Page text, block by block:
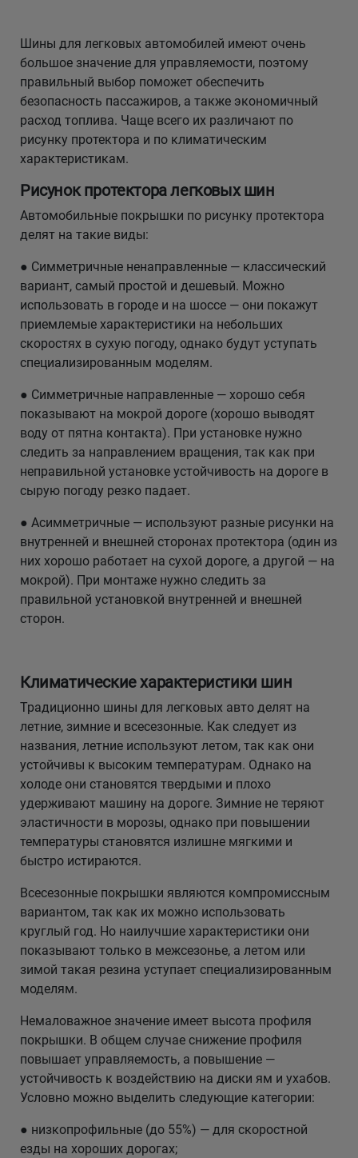
Шины для легковых автомобилей имеют очень
большое значение для управляемости, поэтому
правильный выбор поможет обеспечить
безопасность пассажиров, а также экономичный
расход топлива. Чаще всего их различают по
рисунку протектора и по климатическим
характеристикам.
Рисунок протектора легковых шин
Автомобильные покрышки по рисунку протектора
делят на такие виды:
● Симметричные ненаправленные — классический
вариант, самый простой и дешевый. Можно
использовать в городе и на шоссе — они покажут
приемлемые характеристики на небольших
скоростях в сухую погоду, однако будут уступать
специализированным моделям.
● Симметричные направленные — хорошо себя
показывают на мокрой дороге (хорошо выводят
воду от пятна контакта). При установке нужно
следить за направлением вращения, так как при
неправильной установке устойчивость на дороге в
сырую погоду резко падает.
● Асимметричные — используют разные рисунки на
внутренней и внешней сторонах протектора (один из
них хорошо работает на сухой дороге, а другой — на
мокрой). При монтаже нужно следить за
правильной установкой внутренней и внешней
сторон.
Климатические характеристики шин
Традиционно шины для легковых авто делят на
летние, зимние и всесезонные. Как следует из
названия, летние используют летом, так как они
устойчивы к высоким температурам. Однако на
холоде они становятся твердыми и плохо
удерживают машину на дороге. Зимние не теряют
эластичности в морозы, однако при повышении
температуры становятся излишне мягкими и
быстро истираются.
Всесезонные покрышки являются компромиссным
вариантом, так как их можно использовать
круглый год. Но наилучшие характеристики они
показывают только в межсезонье, а летом или
зимой такая резина уступает специализированным
моделям.
Немаловажное значение имеет высота профиля
покрышки. В общем случае снижение профиля
повышает управляемость, а повышение —
устойчивость к воздействию на диски ям и ухабов.
Условно можно выделить следующие категории:
● низкопрофильные (до 55%) — для скоростной
езды на хороших дорогах;
Костанай
Кызылорда
Павлодар
Петропавловск
Семей
Талдыкорган
Тараз
Темиртау
Уральск
Усть-Каменогорск
Шымкент
Экибастуз
Бишкек